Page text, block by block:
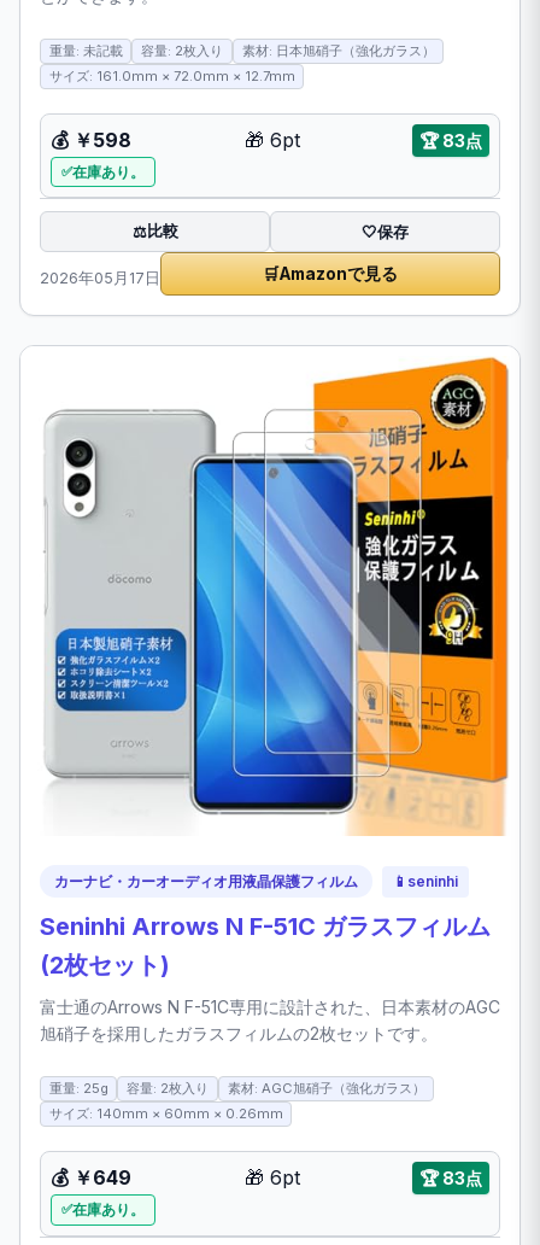
重量: 未記載 容量: 2枚入り
素材: 日本旭硝子（強化ガラス）
サイズ: 161.0mm × 72.0mm × 12.7mm
💰 ￥598 🎁 6pt 🏆83点
在庫あり。
⚖️比較 🤍保存
2026年05月17日 🛒Amazonで見る
カーナビ・カーオーディオ用液晶保護フィルム 📱 seninhi
Seninhi Arrows N F-51C ガラスフィルム
(2枚セット)
富士通のArrows N F-51C専用に設計された、日本素材のAGC
旭硝子を採用したガラスフィルムの2枚セットです。
重量: 25g 容量: 2枚入り
素材: AGC旭硝子（強化ガラス）
サイズ: 140mm × 60mm × 0.26mm
💰 ￥649 🎁 6pt 🏆83点
在庫あり。